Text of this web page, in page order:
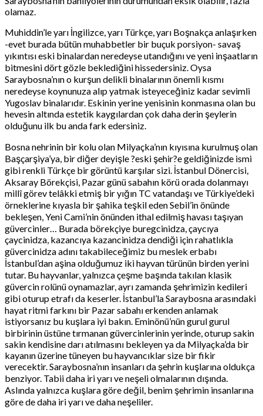
olamaz.
Muhiddin’le yarı İngilizce, yarı Türkçe, yarı Boşnakça anlaşırken
-evet burada bütün muhabbetler bir buçuk porsiyon- savaş
yıkıntısı eski binalardan neredeyse utandığını ve yeni inşaatların
bitmesini dört gözle beklediğini hissedersiniz. Oysa
Saraybosna’nın o kurşun delikli binalarının önemli kısmı
neredeyse koynunuza alıp yatmak isteyeceğiniz kadar sevimli
Yugoslav binalarıdır. Eskinin yerine yenisinin konmasına olan bu
hevesin altında estetik kaygılardan çok daha derin şeylerin
olduğunu ilk bu anda fark edersiniz.
Bosna nehrinin bir kolu olan Milyaçka’nın kıyısına kurulmuş olan
Başçarşiya’ya, bir diğer deyişle ?eski şehir?e geldiğinizde ismi
gibi renkli Türkçe bir görüntü karşılar sizi. İstanbul Dönercisi,
Aksaray Börekçisi, Pazar günü sabahın körü orada dolanmayı
millî görev telâkki etmiş bir yığın TC vatandaşı ve Türkiye’deki
örneklerine kıyasla bir şahika teşkil eden Sebil’in önünde
bekleşen, Yeni Cami’nin önünden ithal edilmiş havası taşıyan
güvercinler… Burada börekçiye buregcinidza, çaycıya
çaycinidza, kazancıya kazancinidza dendiği için rahatlıkla
güvercinidza adını takabileceğimiz bu meslek erbabı
İstanbul’dan aşina olduğumuz iki hayvan türünün birden yerini
tutar. Bu hayvanlar, yalnızca çeşme başında takılan klasik
güvercin rolünü oynamazlar, ayrı zamanda şehrimizin kedileri
gibi oturup etrafı da keserler. İstanbul’la Saraybosna arasındaki
hayat ritmi farkını bir Pazar sabahı erkenden anlamak
istiyorsanız bu kuşlara iyi bakın. Eminönü’nün gurul gurul
birbirinin üstüne tırmanan güvercinlerinin yerinde, oturup sakin
sakin kendisine darı atılmasını bekleyen ya da Milyaçka’da bir
kayanın üzerine tüneyen bu hayvancıklar size bir fikir
verecektir. Saraybosna’nın insanları da şehrin kuşlarına oldukça
benziyor. Tabii daha iri yarı ve neşeli olmalarının dışında.
Aslında yalnızca kuşlara göre değil, benim şehrimin insanlarına
göre de daha iri yarı ve daha neşeliler.